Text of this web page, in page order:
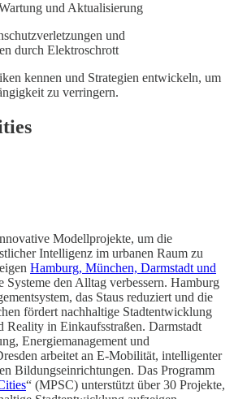
und Aktualisierung
und
durch Elektroschrott
kennen und Strategien entwickeln, um
zu verringern.
Modellprojekte, um die
Intelligenz im urbanen Raum zu
Hamburg, München, Darmstadt und
Systeme den Alltag verbessern. Hamburg
das Staus reduziert und die
fördert nachhaltige Stadtentwicklung
Reality in Einkaufsstraßen. Darmstadt
Energiemanagement und
arbeitet an E-Mobilität, intelligenter
Bildungseinrichtungen. Das Programm
“ (MPSC) unterstützt über 30 Projekte,